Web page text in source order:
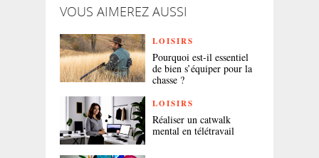
VOUS AIMEREZ AUSSI
LOISIRS
Pourquoi est-il essentiel
de bien s’équiper pour la
chasse ?
LOISIRS
Réaliser un catwalk
mental en télétravail